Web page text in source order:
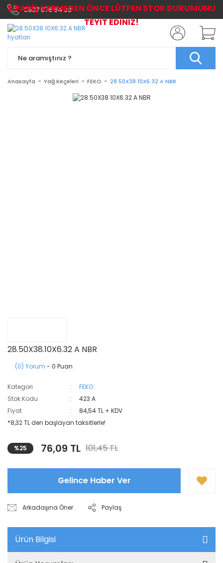
0507 576 64 03
Anasayfa Yağ Keçeleri FEKO 28.50X38.10X6.32 A NBR
28.50X38.10X6.32 A NBR
(0) Yorum - 0 Puan
Kategori
FEKO
Stok Kodu
423 A
Fiyat
84,54 TL + KDV
*8,32 TL den başlayan taksitlerle!
%25 76,09 TL 101,45 TL
Gelince Haber Ver
Arkadaşına Öner Paylaş
Ürün Bilgisi
SİPARİŞ VERMEDEN ÖNCE LÜTFEN STOK DURUMUNU
TEYİT EDİNİZ!